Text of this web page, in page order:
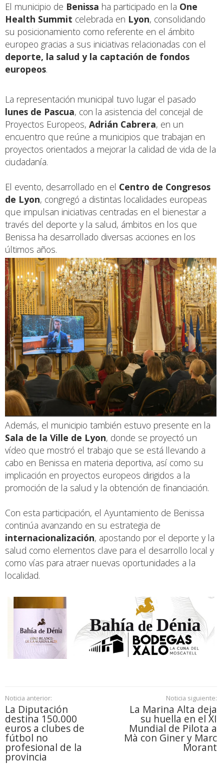
El municipio de Benissa ha participado en la One
Health Summit celebrada en Lyon, consolidando
su posicionamiento como referente en el ámbito
europeo gracias a sus iniciativas relacionadas con el
deporte, la salud y la captación de fondos
europeos.
La representación municipal tuvo lugar el pasado
lunes de Pascua, con la asistencia del concejal de
Proyectos Europeos, Adrián Cabrera, en un
encuentro que reúne a municipios que trabajan en
proyectos orientados a mejorar la calidad de vida de la
ciudadanía.
El evento, desarrollado en el Centro de Congresos
de Lyon, congregó a distintas localidades europeas
que impulsan iniciativas centradas en el bienestar a
través del deporte y la salud, ámbitos en los que
Benissa ha desarrollado diversas acciones en los
últimos años.
Además, el municipio también estuvo presente en la
Sala de la Ville de Lyon, donde se proyectó un
vídeo que mostró el trabajo que se está llevando a
cabo en Benissa en materia deportiva, así como su
implicación en proyectos europeos dirigidos a la
promoción de la salud y la obtención de financiación.
Con esta participación, el Ayuntamiento de Benissa
continúa avanzando en su estrategia de
internacionalización, apostando por el deporte y la
salud como elementos clave para el desarrollo local y
como vías para atraer nuevas oportunidades a la
localidad.
Noticia anterior:
La Diputación
destina 150.000
euros a clubes de
fútbol no
profesional de la
provincia
Noticia siguiente:
La Marina Alta deja
su huella en el XI
Mundial de Pilota a
Mà con Giner y Marc
Morant